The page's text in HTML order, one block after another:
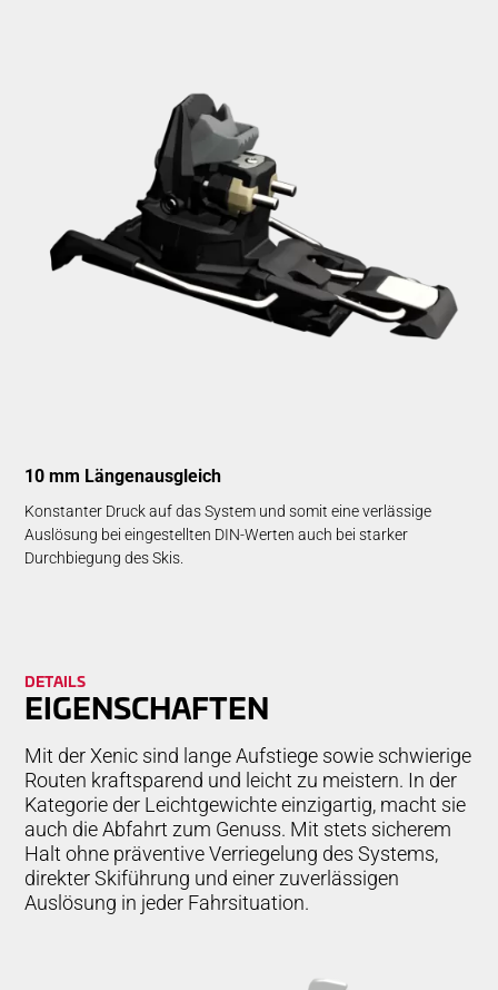
10 mm Längenausgleich
Konstanter Druck auf das System und somit eine verlässige
Auslösung bei eingestellten DIN-Werten auch bei starker
Durchbiegung des Skis.
DETAILS
EIGEN­SCHAFTEN
Mit der Xenic sind lange Aufstiege sowie schwierige
Routen kraftsparend und leicht zu meistern. In der
Kategorie der Leichtgewichte einzigartig, macht sie
auch die Abfahrt zum Genuss. Mit stets sicherem
Halt ohne präventive Verriegelung des Systems,
direkter Skiführung und einer zuverlässigen
Auslösung in jeder Fahrsituation.